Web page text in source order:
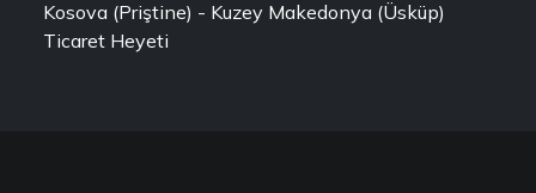
Kosova (Priştine) - Kuzey Makedonya (Üsküp)
Ticaret Heyeti